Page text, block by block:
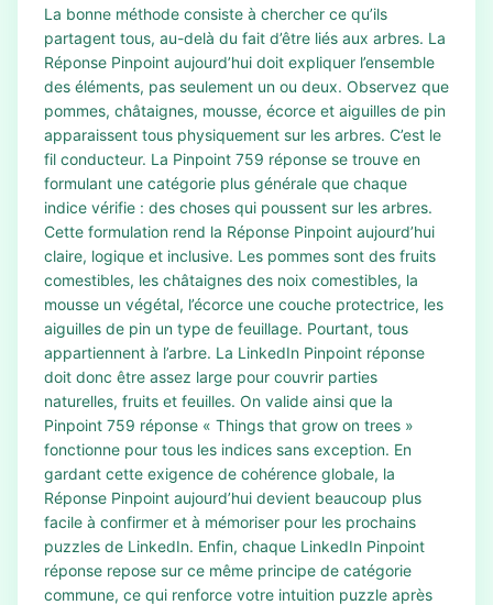
La bonne méthode consiste à chercher ce qu’ils
partagent tous, au-delà du fait d’être liés aux arbres. La
Réponse Pinpoint aujourd’hui doit expliquer l’ensemble
des éléments, pas seulement un ou deux. Observez que
pommes, châtaignes, mousse, écorce et aiguilles de pin
apparaissent tous physiquement sur les arbres. C’est le
fil conducteur. La Pinpoint 759 réponse se trouve en
formulant une catégorie plus générale que chaque
indice vérifie : des choses qui poussent sur les arbres.
Cette formulation rend la Réponse Pinpoint aujourd’hui
claire, logique et inclusive. Les pommes sont des fruits
comestibles, les châtaignes des noix comestibles, la
mousse un végétal, l’écorce une couche protectrice, les
aiguilles de pin un type de feuillage. Pourtant, tous
appartiennent à l’arbre. La LinkedIn Pinpoint réponse
doit donc être assez large pour couvrir parties
naturelles, fruits et feuilles. On valide ainsi que la
Pinpoint 759 réponse « Things that grow on trees »
fonctionne pour tous les indices sans exception. En
gardant cette exigence de cohérence globale, la
Réponse Pinpoint aujourd’hui devient beaucoup plus
facile à confirmer et à mémoriser pour les prochains
puzzles de LinkedIn. Enfin, chaque LinkedIn Pinpoint
réponse repose sur ce même principe de catégorie
commune, ce qui renforce votre intuition puzzle après